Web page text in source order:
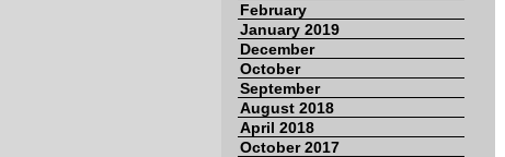
February
January 2019
December
October
September
August 2018
April 2018
October 2017